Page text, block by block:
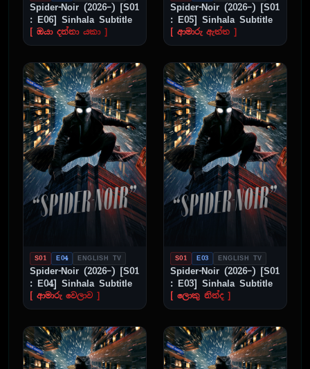
Spider-Noir (2026–) [S01
: E06] Sinhala Subtitle
[ ඔයා දන්නා යකා ]
Spider-Noir (2026–) [S01
: E05] Sinhala Subtitle
[ ආමාරු ඇත්ත ]
S01 E04 ENGLISH TV
Spider-Noir (2026–) [S01
: E04] Sinhala Subtitle
[ ආමාරු වෙලාව ]
S01 E03 ENGLISH TV
Spider-Noir (2026–) [S01
: E03] Sinhala Subtitle
[ ලොකු නින්ද ]